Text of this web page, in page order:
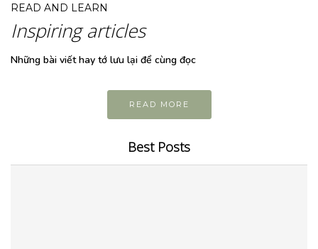
READ AND LEARN
Inspiring articles
Những bài viết hay tớ lưu lại để cùng đọc
READ MORE
Best Posts